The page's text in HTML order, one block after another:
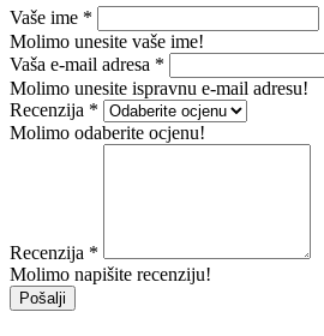
Vaše ime *
Molimo unesite vaše ime!
Vaša e-mail adresa *
Molimo unesite ispravnu e-mail adresu!
Recenzija *
Molimo odaberite ocjenu!
Recenzija *
Molimo napišite recenziju!
Pošalji